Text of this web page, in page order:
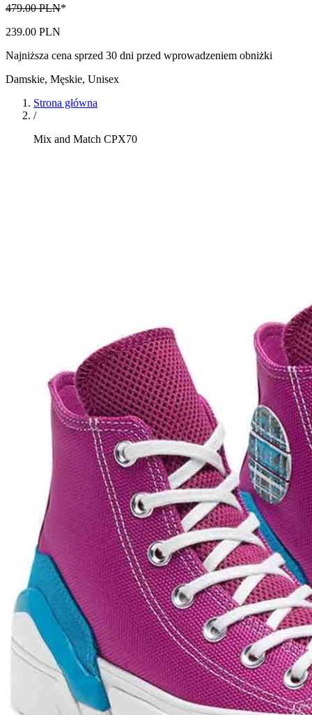
479.00 PLN*
239.00 PLN
Najniższa cena sprzed 30 dni przed wprowadzeniem obniżki
Damskie, Męskie, Unisex
Strona główna
/
Mix and Match CPX70